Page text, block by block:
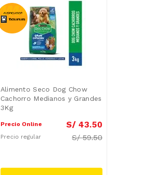
Alimento Seco Dog Chow
Cachorro Medianos y Grandes
3Kg
Precio Online S/ 43.50
Precio regular S/59.50